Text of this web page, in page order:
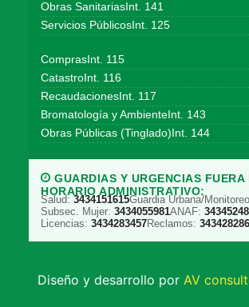
Obras SanitariasInt. 141
Servicios PúblicosInt. 125
ComprasInt. 115
CatastroInt. 116
RecaudacionesInt. 117
Bromatología y AmbienteInt. 143
Obras Públicas (Tinglado)Int. 144
GUARDIAS Y URGENCIAS FUERA
HORARIO ADMINISTRATIVO:
Salud: 3434151615Guardia Urbana/
Subsec. Mujer: 3434055981ANAF:
Licencias: 3434283457Reclamos:
Diseño y desarrollo por AV